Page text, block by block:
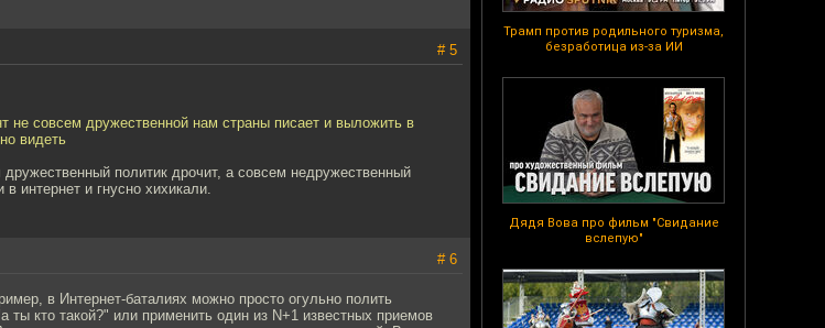
Трамп против родильного туризма,
безработица из-за ИИ
Дядя Вова про фильм "Свидание
вслепую"
# 5
не совсем дружественной нам страны писает и выложить в
видеть
политик дрочит, а совсем недружественный
интернет и гнусно хихикали.
# 6
в Интернет-баталиях можно просто огульно полить
ты кто такой?" или применить один из N+1 известных приемов